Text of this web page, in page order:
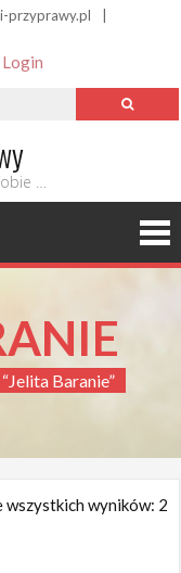
przyprawy.pl
Login
…
Baranie”
wyników: 2